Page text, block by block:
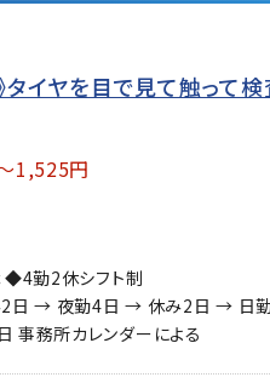
タイヤを目で見て触って
1,525円
◆4勤2休シフト制
→ 夜勤4日 → 休み2日 → 日勤4
務所カレンダーによる